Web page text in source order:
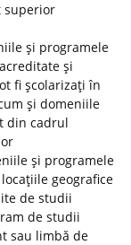
superior
şi programele
şi
fi şcolarizaţi în
şi domeniile
din cadrul
şi programele
geografice
de studii
de studii
sau limbă de